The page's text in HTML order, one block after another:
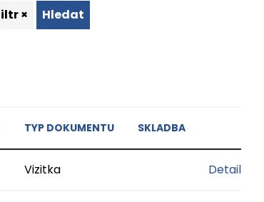
× Hledat
TYP DOKUMENTU SKLADBA
Vizitka Detail